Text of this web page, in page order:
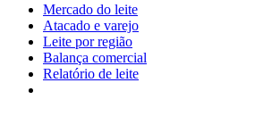
Mercado do leite
Atacado e varejo
Leite por região
Balança comercial
Relatório de leite